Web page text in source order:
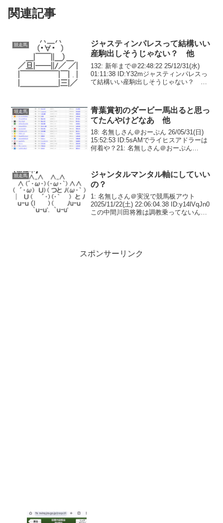
関連記事
競走馬
ジャスティンパレスって結構いい
産駒出しそうじゃない？ 他
132: 新年まで＠22:48:22 25/12/31(水)
01:11:38 ID:Y32mジャスティンパレスっ
て結構いい産駒出しそうじゃない？ 中
競走馬
青葉賞初のダービー馬出ると思っ
てたんやけどなあ 他
18: 名無しさん＠おーぷん 26/05/31(日)
15:52:53 ID:5sAMでライヒスアドラーは
何着や？21: 名無しさん＠おーぷん
競走馬
ジャンタルマンタル軸にしていい
の？
1: 名無しさん＠実況で競馬板アウト
2025/11/22(土) 22:06:04.38 ID:y14lVqJn0
この中間川田将雅は調教乗ってないんだ
スポンサーリンク